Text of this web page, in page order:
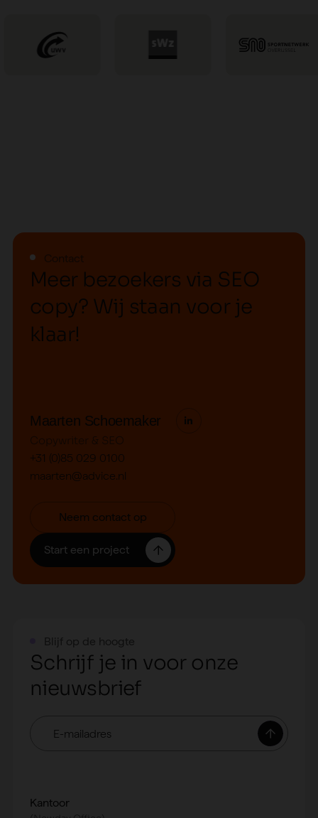
Contact
Meer bezoekers via SEO
copy? Wij staan voor je
klaar!
Maarten Schoemaker
Copywriter & SEO
+31 (0)85 029 0100
maarten@advice.nl
Blijf op de hoogte
Schrijf je in voor onze
nieuwsbrief
E-
Kantoor